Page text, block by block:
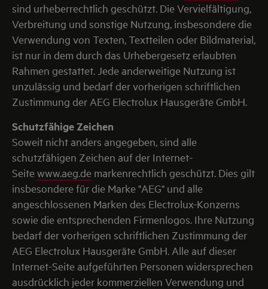
sind urheberrechtlich geschützt. Die Vervielfältigung,
Verbreitung und sonstige Nutzung, insbesondere die
Verwendung von Texten, Textteilen oder Bildmaterial,
ist nur in dem durch das Urhebergesetz erlaubten
Rahmen gestattet. Jede anderweitige Nutzung ist
unzulässig und bedarf der vorherigen schriftlichen
Zustimmung der AEG Electrolux Hausgeräte GmbH.
Schutzfähige Zeichen
Soweit nicht anders angegeben, sind alle
schutzfähigen Zeichen auf der Internet-
Seitewww.aeg.de markenrechtlich geschützt. Dies gilt
insbesondere für die Marke "AEG" und alle
angeschlossenen Marken des Electrolux-Konzerns
sowie die entsprechenden Firmenlogos. Ihre Nutzung
bedarf der vorherigen schriftlichen Zustimmung der
AEG Electrolux Hausgeräte GmbH. Alle auf dieser
Internet-Seite aufgeführten Personen widersprechen
ausdrücklich jeder kommerziellen Verwendung und